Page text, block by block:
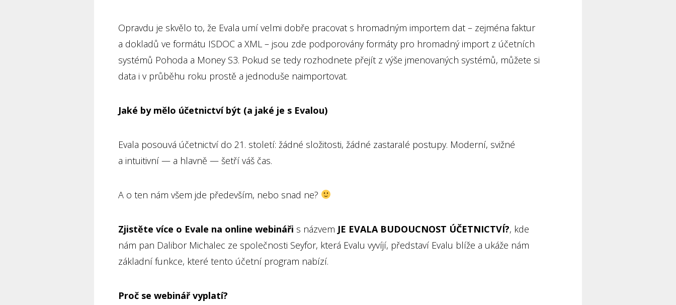
Opravdu je skvělo to, že Evala umí velmi dobře pracovat s hromadným importem dat – zejména faktur
a dokladů ve formátu ISDOC a XML – jsou zde podporovány formáty pro hromadný import z účetních
systémů Pohoda a Money S3. Pokud se tedy rozhodnete přejít z výše jmenovaných systémů, můžete si
data i v průběhu roku prostě a jednoduše naimportovat.
Jaké by mělo účetnictví být (a jaké je s Evalou)
Evala posouvá účetnictví do 21. století: žádné složitosti, žádné zastaralé postupy. Moderní, svižné
a intuitivní — a hlavně — šetří váš čas.
A o ten nám všem jde především, nebo snad ne?
Zjistěte více o Evale na online webináři s názvem JE EVALA BUDOUCNOST ÚČETNICTVÍ?, kde
nám pan Dalibor Michalec ze společnosti Seyfor, která Evalu vyvíjí, představí Evalu blíže a ukáže nám
základní funkce, které tento účetní program nabízí.
Proč se webinář vyplatí?